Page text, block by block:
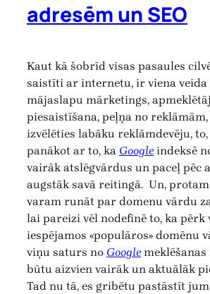
adresēm un SEO
Kaut kā šobrīd visas pasaules
saistīti ar internetu, ir viena veida
mājaslapu mārketings,
piesaistīšana, peļņa no reklāmām,
izvēlēties labāku reklāmdevēju,
panākot ar to, ka Googleindeksē
vairāk atslēgvārdus un paceļ pēc
augstāk savā reitingā. Un,
varam runāt par domenu vārdu
lai pareizi vēl nodefinē to, ka pērk
iespējamos «populāros» domēnu
viņu saturs no Google
būtu aizvien vairāk un aktuālāk
Tad nu tā, es gribētu pastāstīt